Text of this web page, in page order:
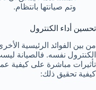
وتم صيانتها بانتظام.
تحسين أداء الكنترول
من بين الفوائد الرئيسية
الكنترول نفسه. فالصيانة
تأثيرات مباشرة على كيفية
كيفية تحقيق ذلك: